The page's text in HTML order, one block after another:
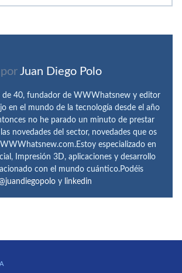
por Juan Diego Polo
de 40, fundador de WWWhatsnew y editor
en el mundo de la tecnología desde el año
no he parado un minuto de prestar
novedades del sector, novedades que os
especializado en
Impresión 3D, aplicaciones y desarrollo
con el mundo cuántico.Podéis
y linkedin